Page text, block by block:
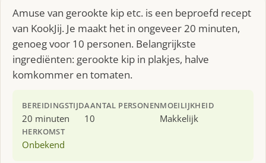
Amuse van gerookte kip etc. is een beproefd recept
van KookJij. Je maakt het in ongeveer 20 minuten,
genoeg voor 10 personen. Belangrijkste
ingrediënten: gerookte kip in plakjes, halve
komkommer en tomaten.
BEREIDINGSTIJD
20 minuten
AANTAL PERSONEN
10
MOEILIJKHEID
Makkelijk
HERKOMST
Onbekend